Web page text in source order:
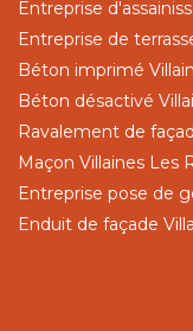
Entreprise
Entreprise de
Béton imprimé
Béton désactivé
Ravalement de
Maçon Villaines Les
Entreprise pose de
Enduit de façade